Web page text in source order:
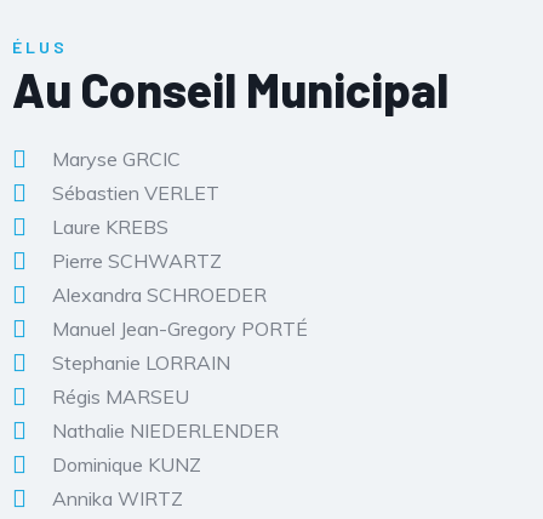
ÉLUS
Au Conseil Municipal
Maryse GRCIC
Sébastien VERLET
Laure KREBS
Pierre SCHWARTZ
Alexandra SCHROEDER
Manuel Jean-Gregory PORTÉ
Stephanie LORRAIN
Régis MARSEU
Nathalie NIEDERLENDER
Dominique KUNZ
Annika WIRTZ